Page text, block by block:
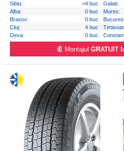
Sibiu: >4 buc Galati:
Alba:
0 buc Mures:
Brasov:
0 buc
Cluj:
4 buc
Deva:
0 buc
Montajul GRATUIT